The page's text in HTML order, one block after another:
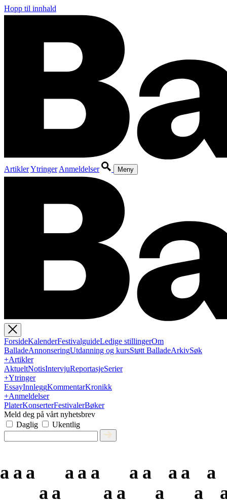
Hopp til innhald
ArtiklerYtringer Anmeldelser Meny
ForsideKalenderFestivalguideLedige stillingerOm
BalladeAnnonseringUtdanning og kursStøtt BalladeArkivSøk
+Artikler
AktueltNotisIntervjuReportasjeSerier
+Ytringer
EssayInnleggKommentarKronikk
+Anmeldelser
PlaterKonserterFestivalerBøker
Meld deg på vårt nyhetsbrev
Daglig
Ukentlig
a a
a
a a